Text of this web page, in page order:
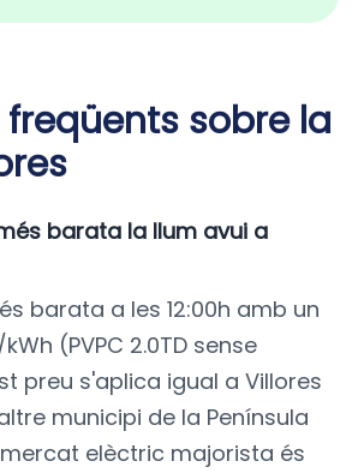
sobre la
barata la llum avui a
barata a les 12:00h amb un
(PVPC 2.0TD sense
preu s'aplica igual a Villores
municipi de la Península
elèctric majorista és